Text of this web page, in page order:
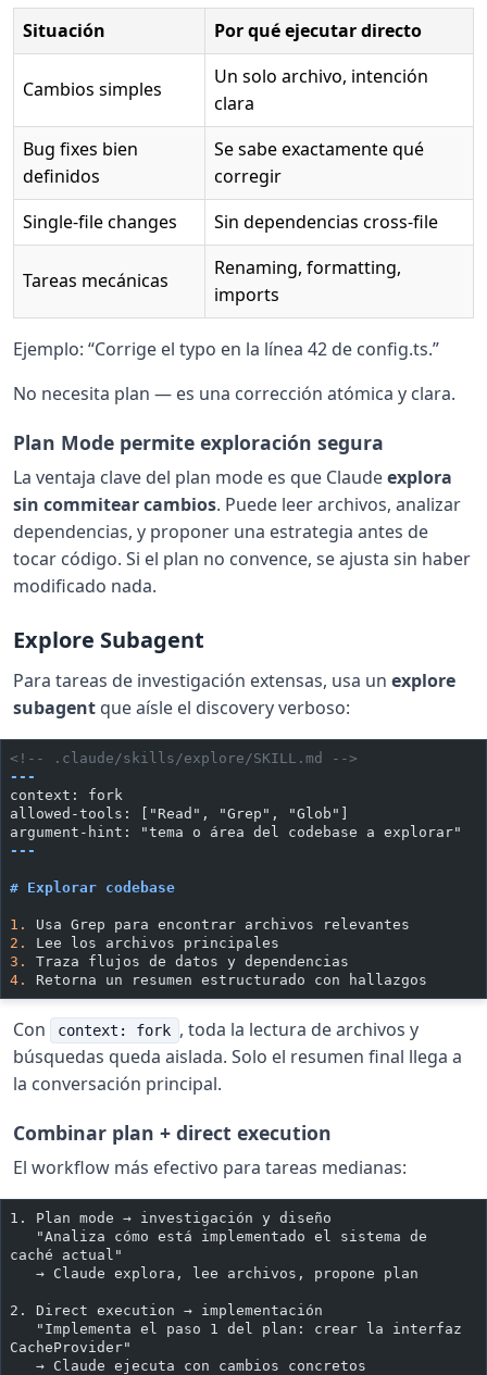
Situación Por qué ejecutar directo
Cambios simples
Un solo archivo, intención
clara
Bug fixes bien
definidos
Se sabe exactamente qué
corregir
Single-file changes
Sin dependencias cross-file
Tareas mecánicas
Renaming, formatting,
imports
Ejemplo: “Corrige el typo en la línea 42 de config.ts.”
No necesita plan — es una corrección atómica y clara.
Plan Mode permite exploración segura
La ventaja clave del plan mode es que Claudeexplora
sin commitear cambios. Puede leer archivos, analizar
dependencias, y proponer una estrategia antes de
tocar código. Si el plan no convence, se ajusta sin haber
modificado nada.
Explore Subagent
Para tareas de investigación extensas, usa un explore
subagent que aísle el discovery verboso:
<!-- .claude/skills/explore/SKILL.md -->
---
context: fork
allowed-tools: ["Read", "Grep", "Glob"]
argument-hint: "tema o área del codebase a explorar"
---
# Explorar codebase
1.
Usa Grep para encontrar archivos relevantes
2.
Lee los archivos principales
3.
Traza flujos de datos y dependencias
4.
Retorna un resumen estructurado con hallazgos
Con context: fork , toda la lectura de archivos y
búsquedas queda aislada. Solo el resumen final llega a
la conversación principal.
Combinar plan + direct execution
El workflow más efectivo para tareas medianas:
1. Plan mode → investigación y diseño
caché actual"
   → Claude explora, lee archivos, propone plan
2. Direct execution → implementación
CacheProvider"
   → Claude ejecuta con cambios concretos